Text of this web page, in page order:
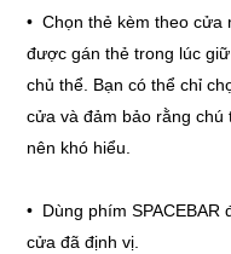
• Chọn thẻ kèm theo cửa
được gán thẻ trong lúc
chủ thể. Bạn có thể chỉ
cửa và đảm bảo rằng
nên khó hiểu.
• Dùng phím
cửa đã định vị.